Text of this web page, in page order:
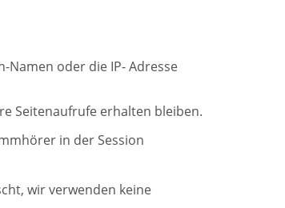
Namen oder die IP- Adresse
Seitenaufrufe erhalten bleiben.
in der Session
wir verwenden keine